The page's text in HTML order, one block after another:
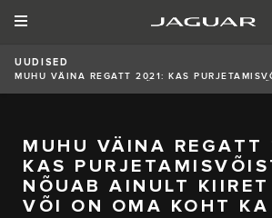
UUDISED
MUHU VÄINA REGATT 2021: KAS
MUHU VÄINA REGATT
KAS
NÕUAB AINULT
VÕI ON OMA KOHT KA